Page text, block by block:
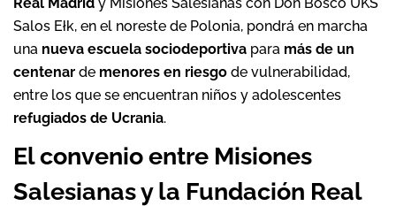
Salos Ełk, en el noreste de Polonia, pondrá en marcha
una nueva escuela sociodeportiva para más de un
centenar de menores en riesgo de vulnerabilidad,
entre los que se encuentran niños y adolescentes
refugiados de Ucrania.
El convenio entre Misiones
Salesianas y la Fundación Real